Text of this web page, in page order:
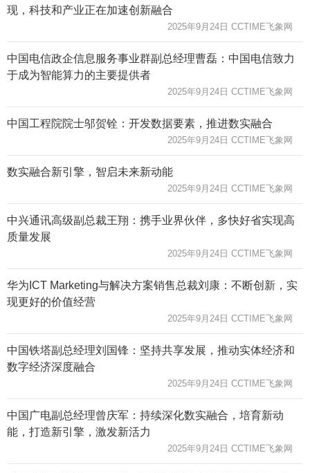
现，科技和产业正在加速创新融合
2025年9月24日 CCTIME飞象网
中国电信政企信息服务事业群副总经理曹磊：中国电信致力
于成为智能算力的主要提供者
2025年9月24日 CCTIME飞象网
中国工程院院士邬贺铨：开发数据要素，推进数实融合
2025年9月24日 CCTIME飞象网
数实融合新引擎，智启未来新动能
2025年9月24日 CCTIME飞象网
中兴通讯高级副总裁王翔：携手业界伙伴，多快好省实现高
质量发展
2025年9月24日 CCTIME飞象网
华为ICT Marketing与解决方案销售总裁刘康：不断创新，实
现更好的价值经营
2025年9月24日 CCTIME飞象网
中国铁塔副总经理刘国锋：坚持共享发展，推动实体经济和
数字经济深度融合
2025年9月24日 CCTIME飞象网
中国广电副总经理曾庆军：持续深化数实融合，培育新动
能，打造新引擎，激发新活力
2025年9月24日 CCTIME飞象网